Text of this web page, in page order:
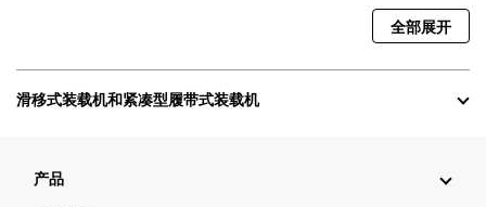
全部展开
滑移式装载机和紧凑型履带式装载机
产品